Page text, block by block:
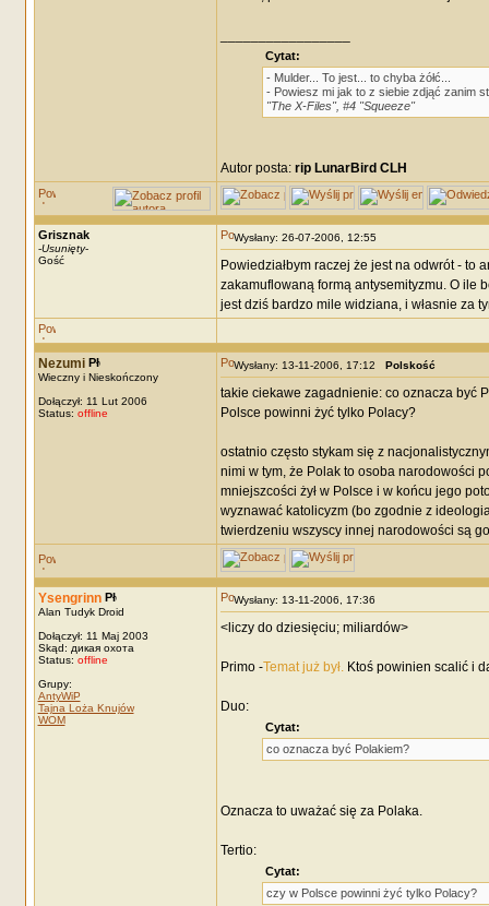
Cytat:
- Mulder... To jest... to chyba żółć...
- Powiesz mi jak to z siebie zdjąć zanim
"The X-Files", #4 "Squeeze"
Autor posta: rip LunarBird CLH
Grisznak
-Usunięty-
Gość
Wysłany: 26-07-2006, 12:55
Powiedziałbym raczej że jest na odwrót - to
zakamuflowaną formą antysemityzmu. O ile
jest dziś bardzo mile widziana, i własnie za
Nezumi
Wieczny i Nieskończony
Dołączył: 11 Lut 2006
Status: offline
Wysłany: 13-11-2006, 17:12 Polskość
takie ciekawe zagadnienie: co oznacza być
Polsce powinni żyć tylko Polacy?
ostatnio często stykam się z
nimi w tym, że Polak to osoba narodowości
mniejszcości żył w Polsce i w końcu jego
wyznawać katolicyzm (bo zgodnie z
twierdzeniu wszyscy innej narodowości są
Ysengrinn
Alan Tudyk Droid
Dołączył: 11 Maj 2003
Skąd: дикая охота
Status: offline
Grupy:
AntyWiP
Tajna Loża Knujów
WOM
Wysłany: 13-11-2006, 17:36
<liczy do dziesięciu; miliardów>
Primo -Temat już był.Ktoś powinien scalić i
Duo:
Cytat:
co oznacza być Polakiem?
Oznacza to uważać się za Polaka.
Tertio:
Cytat:
czy w Polsce powinni żyć tylko Polacy?